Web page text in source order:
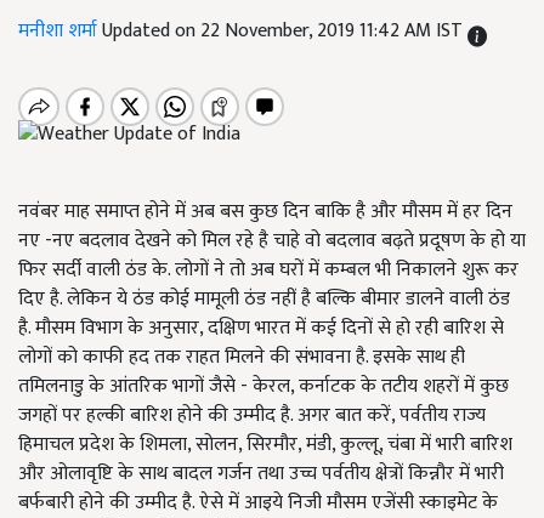
मनीशा शर्माUpdated on 22 November, 2019 11:42 AM IST
नवंबर माह समाप्त होने में अब बस कुछ दिन बाकि है और मौसम में हर दिन
नए -नए बदलाव देखने को मिल रहे है चाहे वो बदलाव बढ़ते प्रदूषण के हो या
फिर सर्दी वाली ठंड के. लोगों ने तो अब घरों में कम्बल भी निकालने शुरू कर
दिए है. लेकिन ये ठंड कोई मामूली ठंड नहीं है बल्कि बीमार डालने वाली ठंड
है. मौसम विभाग के अनुसार, दक्षिण भारत में कई दिनों से हो रही बारिश से
लोगों को काफी हद तक राहत मिलने की संभावना है. इसके साथ ही
तमिलनाडु के आंतरिक भागों जैसे - केरल, कर्नाटक के तटीय शहरों में कुछ
जगहों पर हल्की बारिश होने की उम्मीद है. अगर बात करें, पर्वतीय राज्य
हिमाचल प्रदेश के शिमला, सोलन, सिरमौर, मंडी, कुल्लू, चंबा में भारी बारिश
और ओलावृष्टि के साथ बादल गर्जन तथा उच्च पर्वतीय क्षेत्रों किन्नौर में भारी
बर्फबारी होने की उम्मीद है. ऐसे में आइये निजी मौसम एजेंसी स्काइमेट के